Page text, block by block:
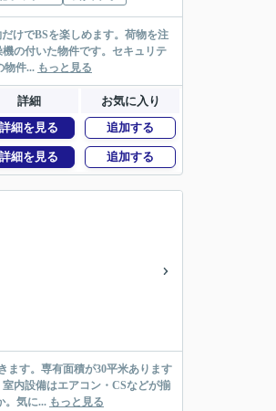
けでBSを楽しめます。荷物を注
の付いた物件です。セキュリテ
物件... もっと見る
詳細
お気に入り
詳細を見る 追加する
詳細を見る 追加する
ます。専有面積が30平米あります
内設備はエアコン・CSなどが揃
。気に... もっと見る